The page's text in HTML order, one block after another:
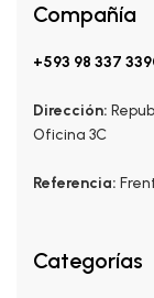
Compañía
+593 98 337
Dirección:
Oficina 3C
Referencia:
Categorías